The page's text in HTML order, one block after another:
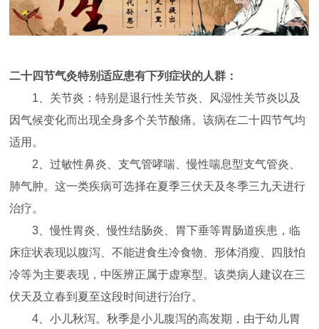
二十四节气灸特别适应患有下列症状的人群：
1、关节炎：特别是退行性关节炎、风湿性关节炎以及
因气候变化而出现全身多个关节酸痛。该病在二十四节气均
适用。
2、过敏性鼻炎、支气管哮喘、慢性喘息型支气管炎、
肺气肿。这一类疾病可选择在夏季三伏天及冬季三九天进行
治疗。
3、慢性胃炎、慢性结肠炎、胃下垂等胃肠道疾患，临
床症状表现以腹泻、不能进食生冷食物、形体消瘦、四肢怕
冷等为主要表现，中医辨正属于虚寒型。该类病人建议在三
伏天及立春到夏至这段时间进行治疗。
4、小儿秋泻。秋季是小儿腹泻的高发期，由于幼儿胃